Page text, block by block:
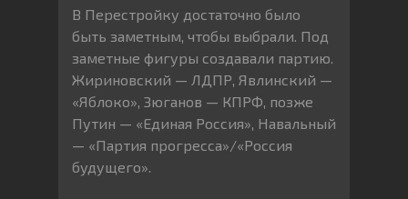
В Перестройку достаточно было
быть заметным, чтобы выбрали. Под
заметные фигуры создавали партию.
Жириновский — ЛДПР, Явлинский —
«Яблоко», Зюганов — КПРФ, позже
Путин — «Единая Россия», Навальный
— «Партия прогресса»/«Россия
будущего».